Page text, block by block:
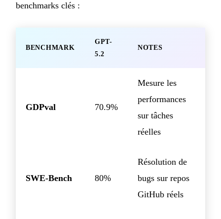
benchmarks clés :
BENCHMARK
GPT-
5.2
NOTES
GDPval 70.9%
Mesure les
performances
sur tâches
réelles
SWE-Bench 80%
Résolution de
bugs sur repos
GitHub réels